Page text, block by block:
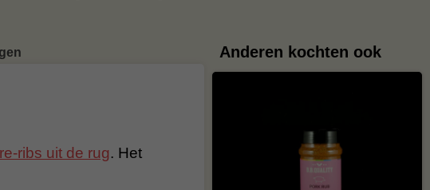
ribs uit de rug. Het
Anderen kochten ook